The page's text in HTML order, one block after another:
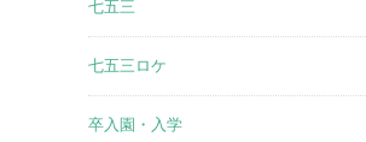
七五三
七五三ロケ
卒入園・入学